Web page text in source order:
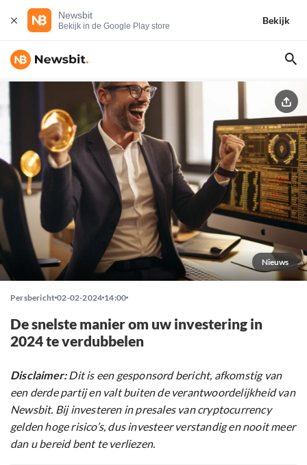
Newsbit
Bekijk in de Google Play store
Bekijk
Nieuws
Persbericht 02-02-2024 14:00
De snelste manier om uw investering in
2024 te verdubbelen
Disclaimer:Dit is een gesponsord bericht, afkomstig van
een derde partij en valt buiten de verantwoordelijkheid van
Newsbit. Bij investeren in presales van cryptocurrency
gelden hoge risico’s, dus investeer verstandig en nooit meer
dan u bereid bent te verliezen.